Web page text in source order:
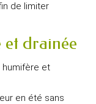
de limiter
drainée
et
en été sans